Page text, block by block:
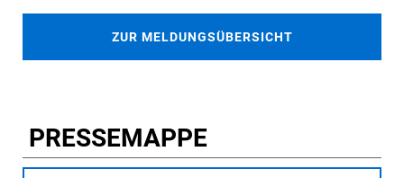
ZUR MELDUNGSÜBERSICHT
PRESSEMAPPE